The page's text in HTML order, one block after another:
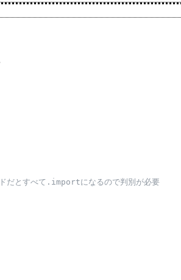
だとすべて.importになるので判別が必要